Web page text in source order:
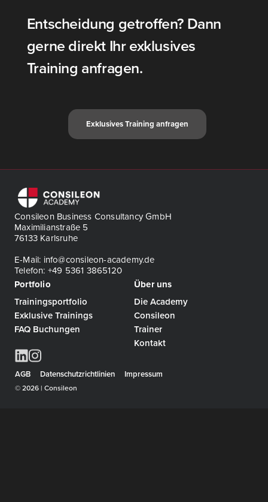
Entscheidung getroffen? Dann
gerne direkt Ihr exklusives
Training anfragen.
Exklu­si­ves Trai­ning anfra­gen
Consileon Business Consultancy GmbH
Maximilianstraße 5
76133 Karlsruhe
E-Mail: info@consileon-academy.de
Telefon: +49 5361 3865120
Portfolio
Trainingsportfolio
Exklusive Trainings
FAQ Buchungen
Über uns
Die Academy
Consileon
Trainer
Kontakt
AGB Datenschutzrichtlinien Impressum
© 2026 | Consileon